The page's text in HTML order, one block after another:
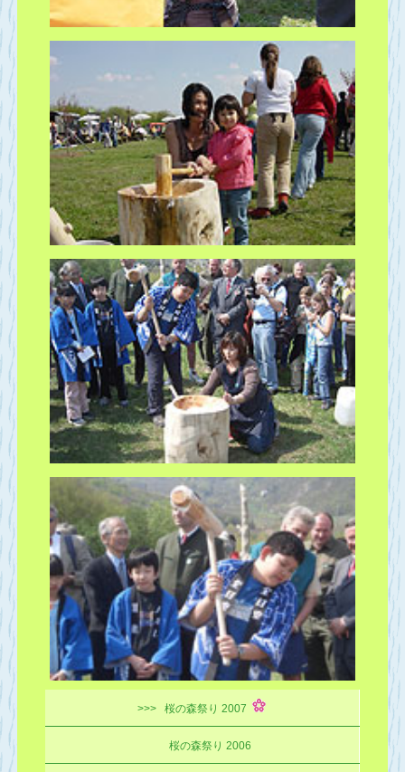
>>> 桜の森祭り 2007
桜の森祭り 2006